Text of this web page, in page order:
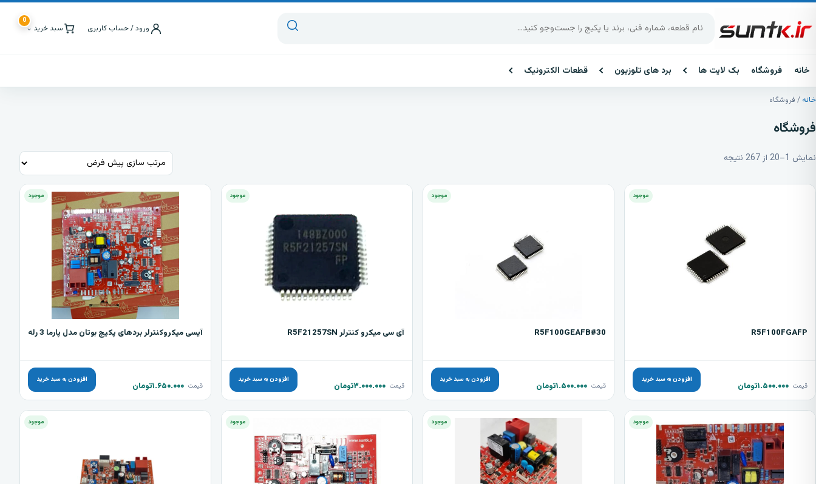
جست‌وجوی محصولات
ورود / حساب کاربری سبد خرید
0
⌄
خانه فروشگاه بک لایت ها برد های تلوزیون قطعات الکترونیک
خانه / فروشگاه
فروشگاه
نمایش 1–20 از 267 نتیجه
موجود
R5F100FGAFP
قیمت ۱.۵۰۰.۰۰۰تومان
افزودن به سبد خرید
موجود
R5F100GEAFB#30
قیمت ۱.۵۰۰.۰۰۰تومان
افزودن به سبد خرید
موجود
آی سی میکرو کنترلر R5F21257SN
قیمت ۳.۰۰۰.۰۰۰تومان
افزودن به سبد خرید
موجود
آیسی میکروکنترلر بردهای پکیچ بوتان مدل پارما 3 رله
قیمت ۱.۶۵۰.۰۰۰تومان
افزودن به سبد خرید
موجود موجود موجود موجود